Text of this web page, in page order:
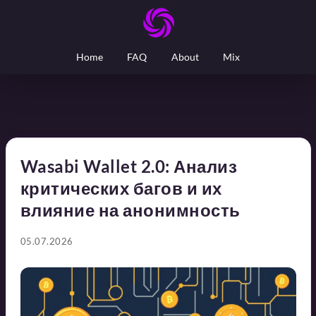
Home FAQ About Mix
Wasabi Wallet 2.0: Анализ
критических багов и их
влияние на анонимность
05.07.2026